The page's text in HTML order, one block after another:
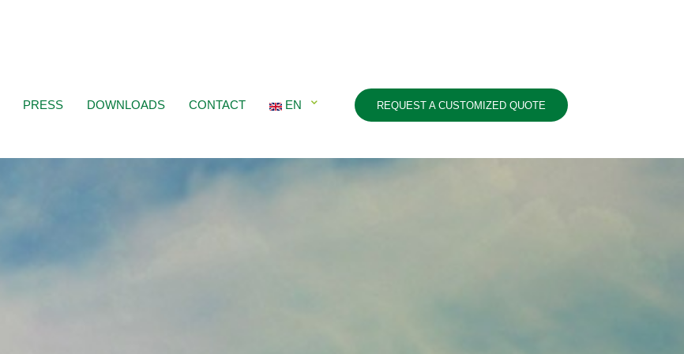
PRESS DOWNLOADS CONTACT EN REQUEST A CUSTOMIZED QUOTE